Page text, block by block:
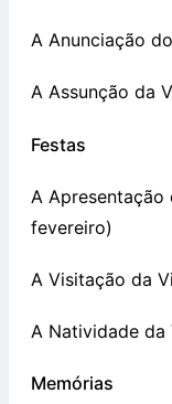
A Anunciação
A Assunção da
Festas
A
fevereiro)
A Visitação da
A Natividade da
Memórias